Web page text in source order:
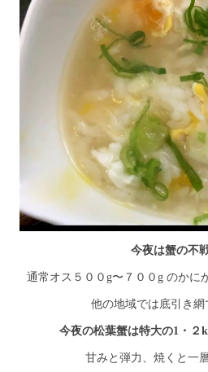
今夜は蟹の不
通常オス５００g〜７００g のかに
他の地域では底引き網
今夜の松葉蟹は特大の1・２
甘みと弾力、焼くと一